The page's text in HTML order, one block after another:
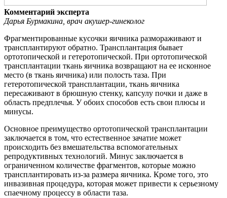
Комментарий эксперта
Дарья Бурмакина, врач акушер-гинеколог
Фрагментированные кусочки яичника размораживают и
трансплантируют обратно. Трансплантация бывает
ортотопической и гетеротопической. При ортотопической
трансплантации ткань яичника возвращают на ее исконное
место (в ткань яичника) или полость таза. При
гетеротопической трансплантации, ткань яичника
пересаживают в брюшную стенку, капсулу почки и даже в
область предплечья. У обоих способов есть свои плюсы и
минусы.
Основное преимущество ортотопической трансплантации
заключается в том, что естественное зачатие может
происходить без вмешательства вспомогательных
репродуктивных технологий. Минус заключается в
ограниченном количестве фрагментов, которые можно
трансплантировать из-за размера яичника. Кроме того, это
инвазивная процедура, которая может привести к серьезному
спаечному процессу в области таза.